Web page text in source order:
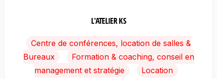
L'ATELIER KS
Centre de conférences, location de salles &
Bureaux
Formation & coaching, conseil en
management et stratégie
Location